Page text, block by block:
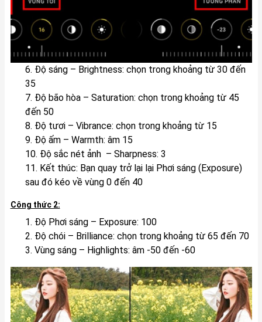
6. Độ sáng – Brightness: chọn trong khoảng từ 30 đến
35
7. Độ bão hòa – Saturation: chọn trong khoảng từ 45
đến 50
8. Độ tươi – Vibrance: chọn trong khoảng từ 15
9. Độ ấm – Warmth: âm 15
10. Độ sắc nét ảnh – Sharpness: 3
11. Kết thúc: Bạn quay trở lại lại Phơi sáng (Exposure)
sau đó kéo về vùng 0 đến 40
Công thức 2:
1. Độ Phơi sáng – Exposure: 100
2. Độ chói – Brilliance: chọn trong khoảng từ 65 đến 70
3. Vùng sáng – Highlights: âm -50 đến -60